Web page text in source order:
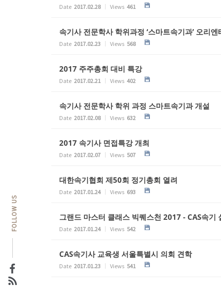
FOLLOW US
Date 2017.02.28 Views 461
속기사 전문학사 학위과정 ‘스마트속기과’ 오리엔
Date 2017.02.23 Views 568
2017 주주총회 대비 특강
Date 2017.02.21 Views 402
속기사 전문학사 학위 과정 스마트속기과 개설
Date 2017.02.08 Views 632
2017 속기사 면접특강 개최
Date 2017.02.07 Views 507
대한속기협회 제50회 정기총회 열려
Date 2017.01.24 Views 693
그랜드 마스터 클래스 빅퀘스천 2017 - CAS속기
Date 2017.01.24 Views 542
CAS속기사 교육생 서울특별시 의회 견학
Date 2017.01.23 Views 541